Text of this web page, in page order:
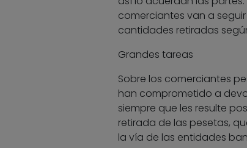
comerciantes van a
cantidades retiradas
Grandes tareas
Sobre los comerciantes
han comprometido a
siempre que les resulte
retirada de las pesetas,
la vía de las entidades